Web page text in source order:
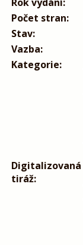
Počet stran:
Stav:
Vazba:
Kategorie:
Digitalizovaná
tiráž: